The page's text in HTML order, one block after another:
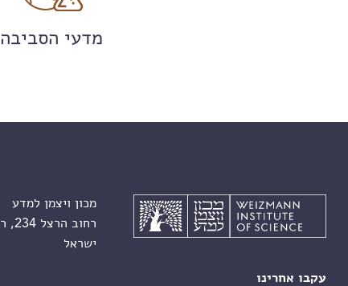
מדעי הסביבה
עקבו אחרינו
מכון ויצמן למדע
רחוב הרצל 234, רחובות 7610001
ישראל